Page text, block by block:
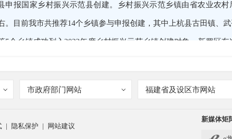
申报国家乡村振兴示范县创建。乡村振兴示范乡镇由省农业农
。目前我市共推荐14个乡镇参与申报创建，其中上杭县古田镇、
5个乡镇成功列入2022年度乡村振兴示范乡镇创建对象，新罗区
乡村振兴示范乡镇申报创建。乡村振兴示范村也是由省农业农
。目前，我市共推荐126个村参与乡村振兴示范村申报创建，其
九洲村、武平县东留镇黄坊村、长汀县河田镇露湖村、连城县宣和
村振兴示范村创建对象，新罗区东肖镇邓厝村、永定区高陂镇西陂
市政府部门网站 福建省及设区市网站
隐私保护 网站建议
新媒体矩